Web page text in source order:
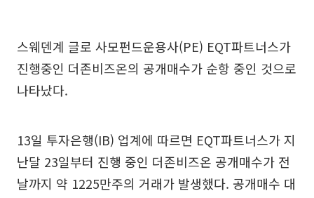
스웨덴계 글로 사모펀드운용사(PE) EQT파트너스가
진행중인 더존비즈온의 공개매수가 순항 중인 것으로
나타났다.
13일 투자은행(IB) 업계에 따르면 EQT파트너스가 지
난달 23일부터 진행 중인 더존비즈온 공개매수가 전
날까지 약 1225만주의 거래가 발생했다. 공개매수 대